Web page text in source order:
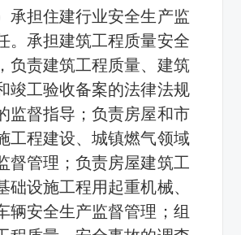
承担住建行业安全生产监
。承担建筑工程质量安全
负责建筑工程质量、建筑
竣工验收备案的法律法规
监督指导；负责房屋和市
工程建设、城镇燃气领域
督管理；负责房屋建筑工
础设施工程用起重机械、
辆安全生产监督管理；组